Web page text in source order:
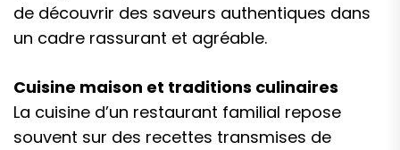
de découvrir des saveurs authentiques dans
un cadre rassurant et agréable.
Cuisine maison et traditions culinaires
La cuisine d’un restaurant familial repose
souvent sur des recettes transmises de